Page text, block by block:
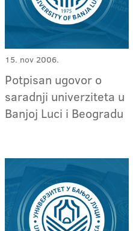
15. nov 2006.
Potpisan ugovor o
saradnji univerziteta u
Banjoj Luci i Beogradu